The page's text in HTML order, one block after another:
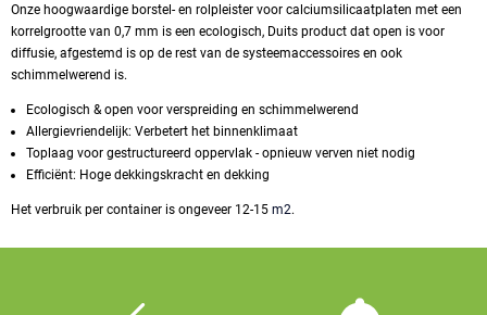
Onze hoogwaardige borstel- en rolpleister voor calciumsilicaatplaten met een
korrelgrootte van 0,7 mm is een ecologisch, Duits product dat open is voor
diffusie, afgestemd is op de rest van de systeemaccessoires en ook
schimmelwerend is.
Ecologisch & open voor verspreiding en schimmelwerend
Allergievriendelijk: Verbetert het binnenklimaat
Toplaag voor gestructureerd oppervlak - opnieuw verven niet nodig
Efficiënt: Hoge dekkingskracht en dekking
Het verbruik per container is ongeveer 12-15 m2.